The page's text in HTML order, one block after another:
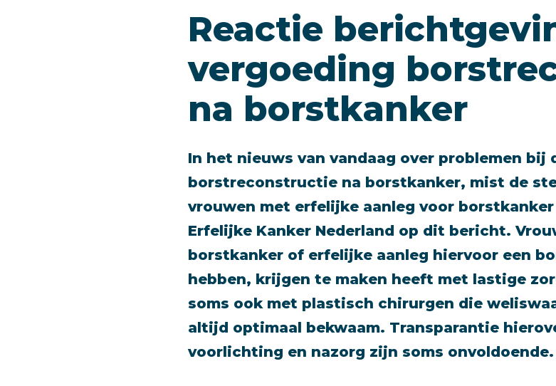
Reactie
vergoeding
na borstkanker
In het nieuws van vandaag over problemen bij
borstreconstructie na borstkanker, mist de
vrouwen met erfelijke aanleg voor
Erfelijke Kanker Nederland op dit bericht.
borstkanker of erfelijke aanleg hiervoor een
hebben, krijgen te maken heeft met lastige
soms ook met plastisch chirurgen die
altijd optimaal bekwaam. Transparantie
voorlichting en nazorg zijn soms onvoldoende.